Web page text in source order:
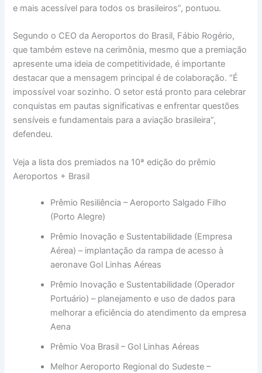
e mais acessível para todos os brasileiros”, pontuou.
Segundo o CEO da Aeroportos do Brasil, Fábio Rogério,
que também esteve na cerimônia, mesmo que a premiação
apresente uma ideia de competitividade, é importante
destacar que a mensagem principal é de colaboração. “É
impossível voar sozinho. O setor está pronto para celebrar
conquistas em pautas significativas e enfrentar questões
sensíveis e fundamentais para a aviação brasileira”,
defendeu.
Veja a lista dos premiados na 10ª edição do prêmio
Aeroportos + Brasil
Prêmio Resiliência – Aeroporto Salgado Filho
(Porto Alegre)
Prêmio Inovação e Sustentabilidade (Empresa
Aérea) – implantação da rampa de acesso à
aeronave Gol Linhas Aéreas
Prêmio Inovação e Sustentabilidade (Operador
Portuário) – planejamento e uso de dados para
melhorar a eficiência do atendimento da empresa
Aena
Prêmio Voa Brasil – Gol Linhas Aéreas
Melhor Aeroporto Regional do Sudeste –